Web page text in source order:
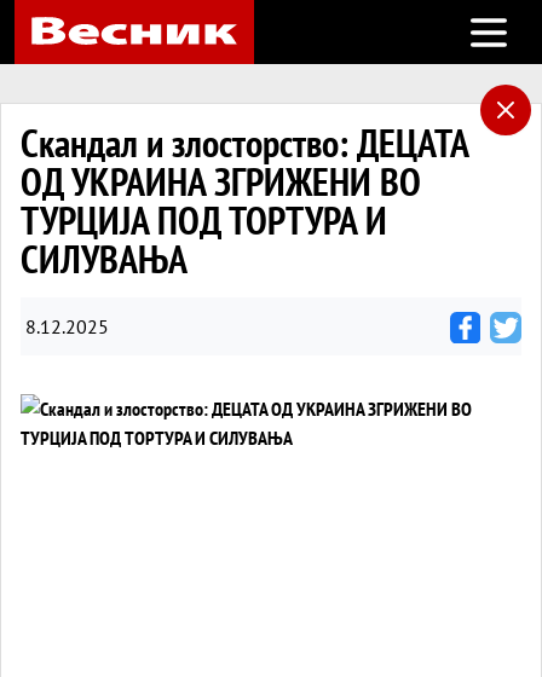
Open
Скандал и злосторство: ДЕЦАТА
ОД УКРАИНА ЗГРИЖЕНИ ВО
ТУРЦИЈА ПОД ТОРТУРА И
СИЛУВАЊА
8.12.2025